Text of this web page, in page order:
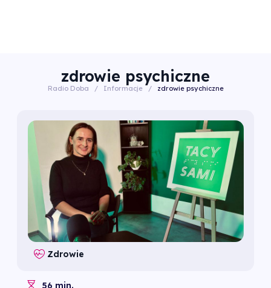
zdrowie psychiczne
Radio Doba / Informacje / zdrowie psychiczne
Zdrowie
56 min.